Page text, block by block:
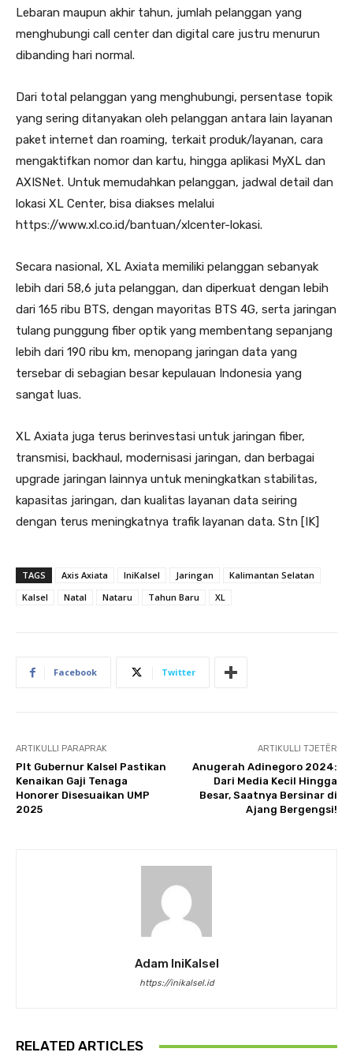
Lebaran maupun akhir tahun, jumlah pelanggan yang
menghubungi call center dan digital care justru menurun
dibanding hari normal.
Dari total pelanggan yang menghubungi, persentase topik
yang sering ditanyakan oleh pelanggan antara lain layanan
paket internet dan roaming, terkait produk/layanan, cara
mengaktifkan nomor dan kartu, hingga aplikasi MyXL dan
AXISNet. Untuk memudahkan pelanggan, jadwal detail dan
lokasi XL Center, bisa diakses melalui
https://www.xl.co.id/bantuan/xlcenter-lokasi.
Secara nasional, XL Axiata memiliki pelanggan sebanyak
lebih dari 58,6 juta pelanggan, dan diperkuat dengan lebih
dari 165 ribu BTS, dengan mayoritas BTS 4G, serta jaringan
tulang punggung fiber optik yang membentang sepanjang
lebih dari 190 ribu km, menopang jaringan data yang
tersebar di sebagian besar kepulauan Indonesia yang
sangat luas.
XL Axiata juga terus berinvestasi untuk jaringan fiber,
transmisi, backhaul, modernisasi jaringan, dan berbagai
upgrade jaringan lainnya untuk meningkatkan stabilitas,
kapasitas jaringan, dan kualitas layanan data seiring
dengan terus meningkatnya trafik layanan data. Stn [IK]
TAGS Axis Axiata IniKalsel Jaringan
Kalimantan Selatan
Kalsel
Natal Nataru Tahun Baru XL
Facebook Twitter
ARTIKULLI PARAPRAK
Plt Gubernur Kalsel Pastikan
Kenaikan Gaji Tenaga
Honorer Disesuaikan UMP
2025
ARTIKULLI TJETËR
Anugerah Adinegoro 2024:
Dari Media Kecil Hingga
Besar, Saatnya Bersinar di
Ajang Bergengsi!
Adam IniKalsel
https://inikalsel.id
RELATED ARTICLES